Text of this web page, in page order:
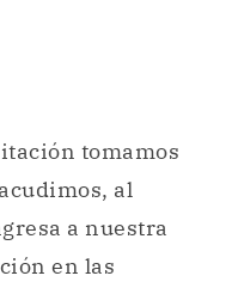
tomamos
al
a nuestra
en las